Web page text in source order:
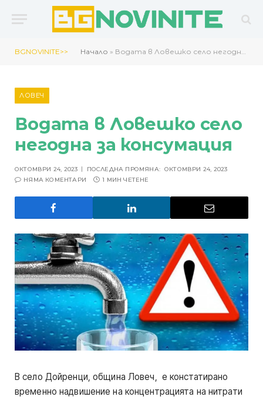
BGNOVINITE>> Начало » Водата в Ловешко село негодна за консумация
ЛОВЕЧ
Водата в Ловешко село
негодна за консумация
ОКТОМВРИ 24, 2023 ПОСЛЕДНА ПРОМЯНА: ОКТОМВРИ 24, 2023
НЯМА КОМЕНТАРИ
1 МИН ЧЕТЕНЕ
В село Дойренци, община Ловеч, е констатирано
временно надвишение на концентрацията на нитрати